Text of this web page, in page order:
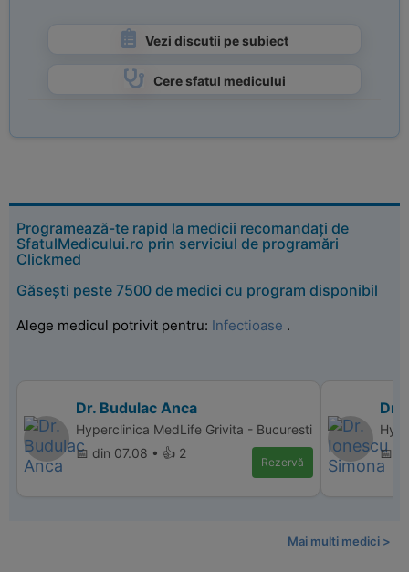
Vezi discutii pe subiect
Cere sfatul medicului
Programează-te rapid la medicii recomandați de
SfatulMedicului.ro prin serviciul de programări
Clickmed
Găsești peste 7500 de medici cu program disponibil
Alege medicul potrivit pentru: Infectioase .
Dr. Budulac Anca
Hyperclinica MedLife Grivita - Bucuresti
📅 din 07.08 • 👍 2
Rezervă
Dr.
📅
Mai multi medici >